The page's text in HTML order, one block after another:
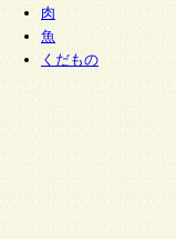
本人から
報の利用
停止・消
といいま
開示等に
ぱくす
m
個人情報
肉
魚
くだもの